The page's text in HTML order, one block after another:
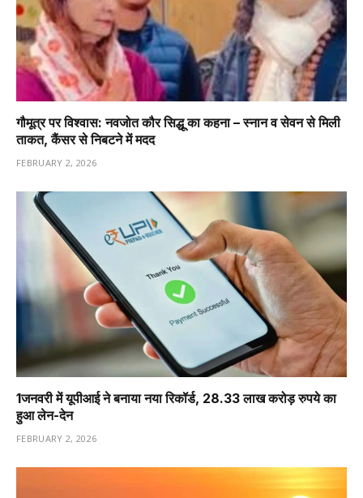
गौमूत्र पर विश्वास: नवजोत कौर सिद्धू का कहना – स्नान व सेवन से मिली
ताकत, कैंसर से निबटने में मदद
FEBRUARY 2, 2026
1️जनवरी में यूपीआई ने बनाया नया रिकॉर्ड, 28.33 लाख करोड़ रुपये का
हुआ लेन-देन
FEBRUARY 2, 2026